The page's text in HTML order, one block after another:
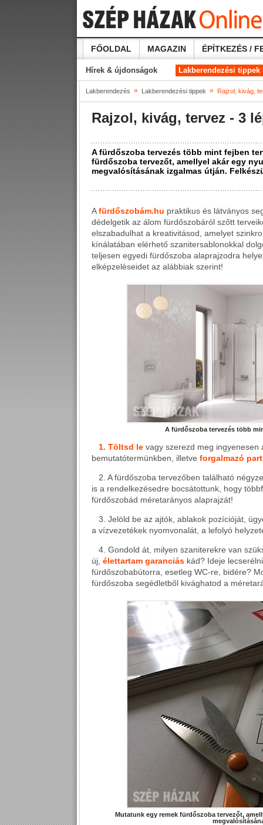
FŐOLDAL MAGAZIN ÉPÍTKEZÉS /
Hírek & újdonságok Lakberendezési tippek
Lakberendezés » Lakberendezési tippek » Rajzol, kivág,
Rajzol, kivág, tervez - 3
A fürdőszoba tervezés több mint fejben
fürdőszoba tervezőt, amellyel akár egy
megvalósításának izgalmas útján.
Afürdőszobám.hu praktikus és látványos
dédelgetik az álom fürdőszobáról szőtt
elszabadulhat a kreativitásod, amelyet
kínálatában elérhető szanitersablonokkal
teljesen egyedi fürdőszoba alaprajzodra
elképzeléseidet az alábbiak szerint!
A fürdőszoba tervezés több
1. Töltsd le vagy szerezd meg ingyenesen
bemutatótermünkben, illetve forgalmazó
2. A fürdőszoba tervezőben található
is a rendelkezésedre bocsátottunk, hogy
fürdőszobád méretarányos alaprajzát!
3. Jelöld be az ajtók ablakok pozícióját,
a vízvezetékek nyomvonalát, a lefolyó
4. Gondold át, milyen szaniterekre van
új, élettartam garanciás kád? Ideje
fürdőszobabútorra, esetleg WC-re, bidére?
fürdőszoba segédletből kivághatod a
Mutatunk egy remek fürdőszoba tervezőt,